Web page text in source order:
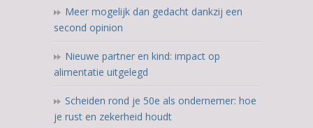
Meer mogelijk dan gedacht dankzij een
second opinion
Nieuwe partner en kind: impact op
alimentatie uitgelegd
Scheiden rond je 50e als ondernemer: hoe
je rust en zekerheid houdt